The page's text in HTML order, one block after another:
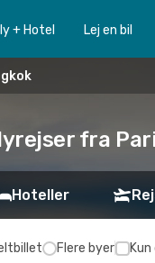
+ Hotel Lej en bil
fra
Hoteller
Flere byer